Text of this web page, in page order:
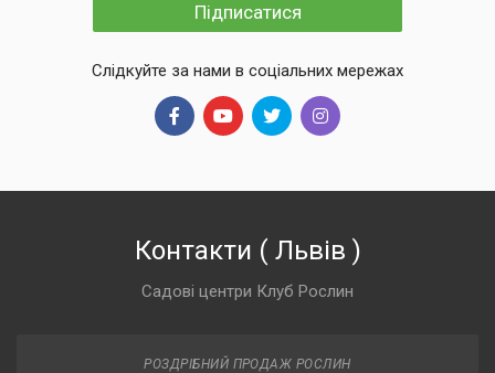
Підписатися
Слідкуйте за нами в соціальних мережах
Контакти ( Львів )
Садові центри Клуб Рослин
РОЗДРІБНИЙ ПРОДАЖ РОСЛИН